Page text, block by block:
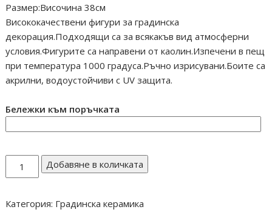
Размер:Височина 38см
Висококачествени фигури за градинска
декорация.Подходящи са за всякакъв вид атмосферни
условия.Фигурите са направени от каолин.Изпечени в пещ
при температура 1000 градуса.Ръчно изрисувани.Боите са
акрилни, водоустойчиви с UV защита.
Бележки към поръчката
количество
за
прав
Добавяне в количката
Категория: Градинска керамика